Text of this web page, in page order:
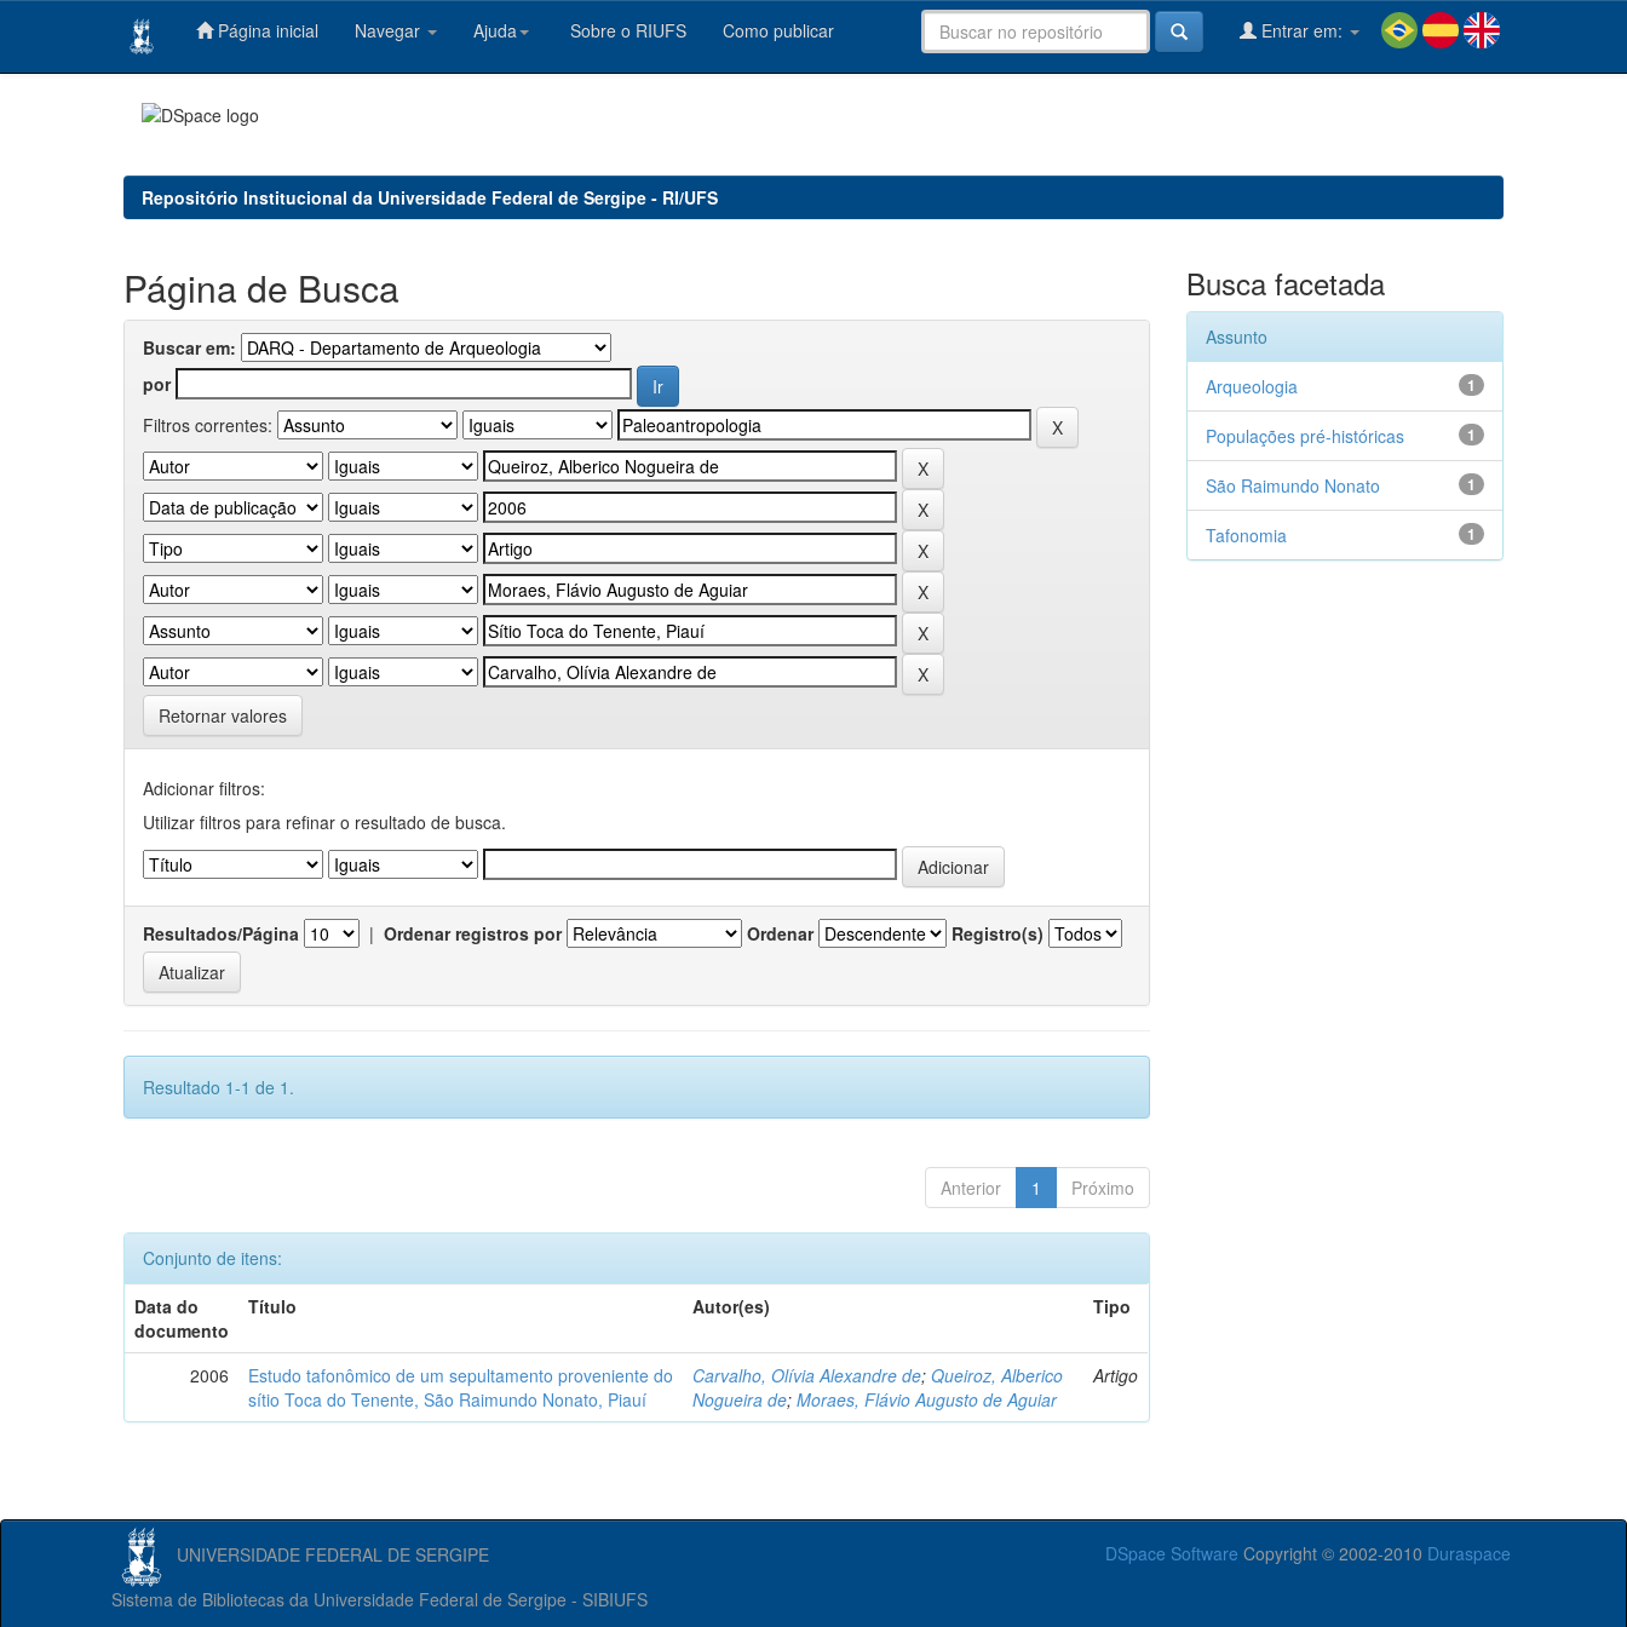
Página inicial Navegar Ajuda Sobre o RIUFS Como publicar Entrar em:
Repositório Institucional da Universidade Federal de Sergipe - RI/UFS
Página de Busca
Buscar em:
por
Filtros correntes:
Retornar valores
Adicionar filtros:
Utilizar filtros para refinar o resultado de busca.
Resultados/Página | Ordenar registros por Ordenar Registro(s)
Resultado 1-1 de 1.
Anterior 1 Próximo
Conjunto de itens:
Data do
documento
Título Autor(es) Tipo
2006
Estudo tafonômico de um sepultamento proveniente do
sítio Toca do Tenente, São Raimundo Nonato, Piauí
Carvalho, Olívia Alexandre de;Queiroz, Alberico
Nogueira de;Moraes, Flávio Augusto de Aguiar
Artigo
Busca facetada
Assunto
1
Arqueologia
1
Populações pré-históricas
1
São Raimundo Nonato
1
Tafonomia
UNIVERSIDADE FEDERAL DE SERGIPE DSpace Software Copyright © 2002-2010 Duraspace
Sistema de Bibliotecas da Universidade Federal de Sergipe - SIBIUFS